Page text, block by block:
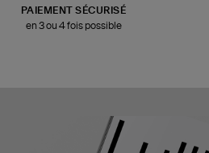
PAIEMENT SÉCURISÉ
en 3 ou 4 fois possible